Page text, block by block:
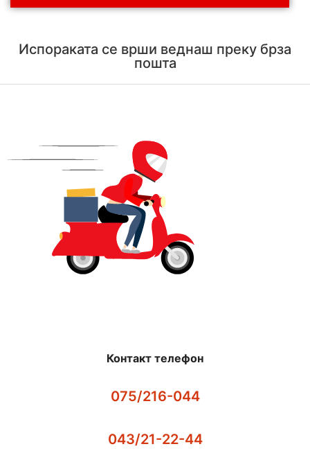
Испораката се врши веднаш преку брза
пошта
Контакт телефон
075/216-044
043/21-22-44